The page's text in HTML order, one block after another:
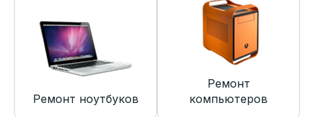
Ремонт ноутбуков
Ремонт
компьютеров